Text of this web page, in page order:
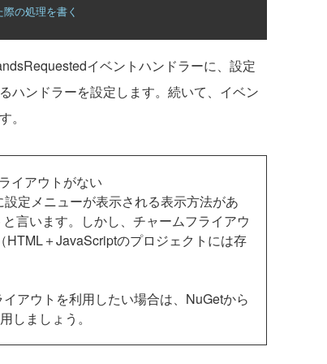
の処理を書く
イベントハンドラーに、設定
ハンドラーを設定します。続いて、イベン
。
イアウトがない
定メニューが表示される表示方法があ
言います。しかし、チャームフライアウ
HTML＋JavaScriptのプロジェクトには存
アウトを利用したい場合は、NuGetから
しましょう。